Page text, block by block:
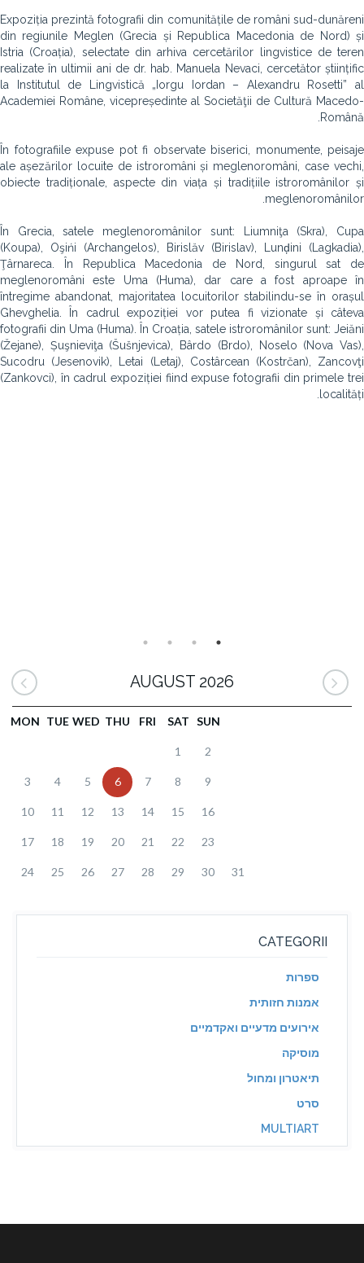
Expoziția prezintă fotografii din comunitățile de români sud-dunăreni
din regiunile Meglen (Grecia și Republica Macedonia de Nord) și
Istria (Croația), selectate din arhiva cercetărilor lingvistice de teren
realizate în ultimii ani de dr. hab. Manuela Nevaci, cercetător științific
la Institutul de Lingvistică „Iorgu Iordan – Alexandru Rosetti” al
Academiei Române, vicepreședinte al Societăţii de Cultură Macedo-
Română.
În fotografiile expuse pot fi observate biserici, monumente, peisaje
ale așezărilor locuite de istroromâni și meglenoromâni, case vechi,
obiecte tradiționale, aspecte din viața și tradițiile istroromânilor și
meglenoromânilor.
În Grecia, satele meglenoromânilor sunt: Liumniţa (Skra), Cupa
(Koupa), Oşińi (Archangelos), Birislăv (Birislav), Lunḑini (Lagkadia),
Ţârnareca. În Republica Macedonia de Nord, singurul sat de
meglenoromâni este Uma (Huma), dar care a fost aproape în
întregime abandonat, majoritatea locuitorilor stabilindu-se în orașul
Ghevghelia. În cadrul expoziției vor putea fi vizionate și câteva
fotografii din Uma (Huma). În Croația, satele istroromânilor sunt: Jeiăni
(Žejane), Șuşnieviţa (Šušnjevica), Bârdo (Brdo), Noselo (Nova Vas),
Sucodru (Jesenovik), Letai (Letaj), Costârcean (Kostrčan), Zancovţi
(Zankovci), în cadrul expoziției fiind expuse fotografii din primele trei
localități.
AUGUST 2026
MON TUE WED THU FRI SAT SUN
1 2
3 4 5 6 7 8 9
10 11 12 13 14 15 16
17 18 19 20 21 22 23
24 25 26 27 28 29 30 31
CATEGORII
ספרות
אמנות חזותית
אירועים מדעיים ואקדמיים
מוסיקה
תיאטרון ומחול
סרט
MULTIART